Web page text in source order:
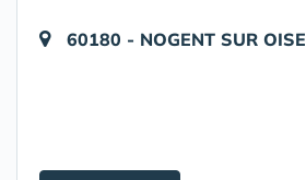
60180 - NOGENT SUR OISE